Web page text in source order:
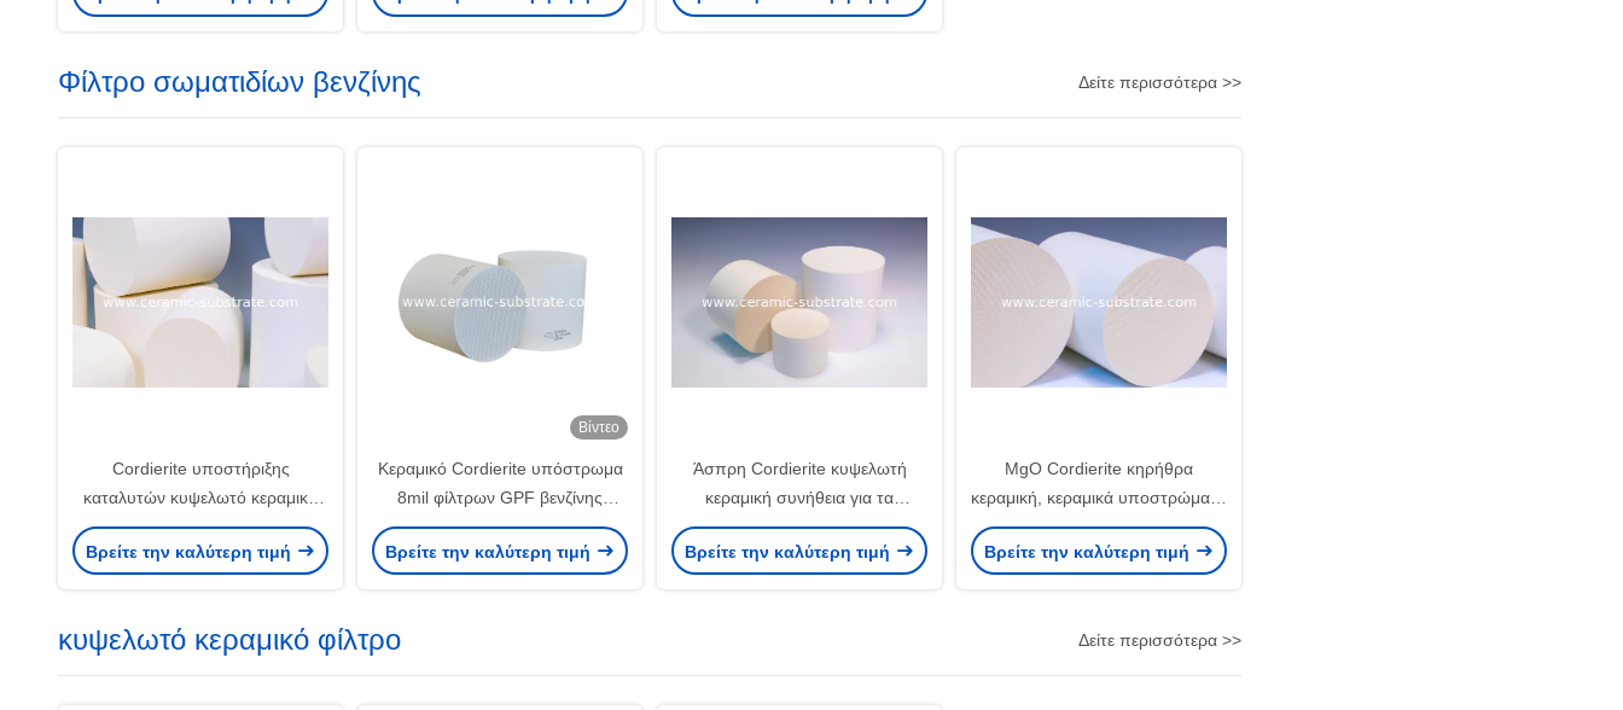
Φίλτρο σωματιδίων βενζίνης Δείτε περισσότερα >>
Cordierite υποστήριξης
καταλυτών κυψελωτό κεραμικό
λευκό για TWC
Βρείτε την καλύτερη τιμή
Βίντεο
Κεραμικό Cordierite υπόστρωμα
8mil φίλτρων GPF βενζίνης
μοριακό για το αυτοκίνητο
Βρείτε την καλύτερη τιμή
Άσπρη Cordierite κυψελωτή
κεραμική συνήθεια για τα
υποστρώματα Ποε
Βρείτε την καλύτερη τιμή
MgO Cordierite κηρήθρα
κεραμική, κεραμικά υποστρώματα
ελεφαντόδοντου
Βρείτε την καλύτερη τιμή
κυψελωτό κεραμικό φίλτρο Δείτε περισσότερα >>